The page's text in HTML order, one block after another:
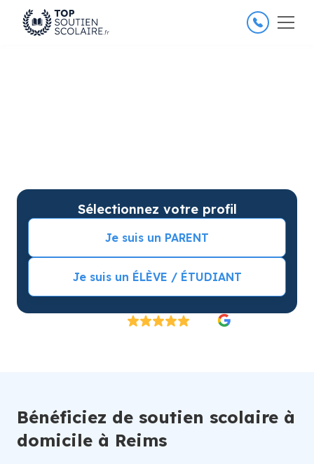
26 000 élèves satisfaits
Sélectionnez votre profil
Je suis un PARENT
Je suis un ÉLÈVE / ÉTUDIANT
Bénéficiez de soutien scolaire à
domicile à Reims